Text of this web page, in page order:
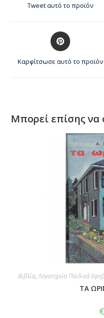
Tweet αυτό το προϊόν
Καρφίτσωσε αυτό το προϊόν
Μπορεί επίσης να
Βιβλία,Λογοτεχνία Παιδικά
ΤΑ
€